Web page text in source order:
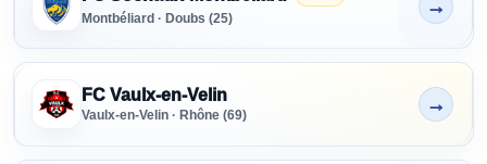
Montbéliard · Doubs (25)
Non indiqué
→
FC Vaulx-en-Velin
Vaulx-en-Velin · Rhône (69)
Non indiqué
→